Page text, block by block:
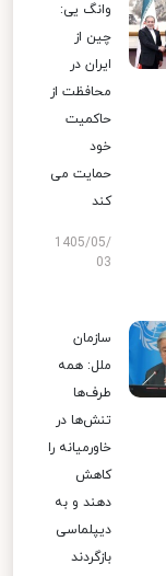
وانگ یی:
چین از
ایران در
محافظت از
حاکمیت
خود
حمایت می
کند
1405/05/
03
سازمان
ملل: همه
طرف‌ها
تنش‌ها در
خاورمیانه را
کاهش
دهند و به
دیپلماسی
بازگردند